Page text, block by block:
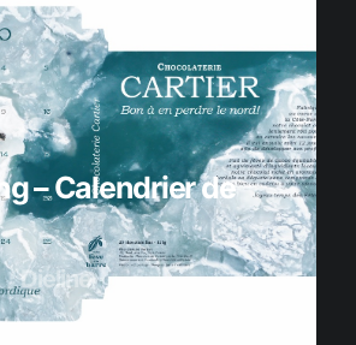
– Calendrier de
Dieline